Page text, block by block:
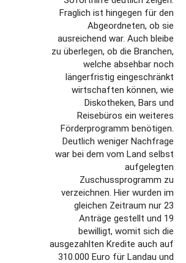
Fraglich ist hingegen für den
Abgeordneten, ob sie
ausreichend war. Auch bleibe
zu überlegen, ob die Branchen,
welche absehbar noch
längerfristig eingeschränkt
wirtschaften können, wie
Diskotheken, Bars und
Reisebüros ein weiteres
Förderprogramm benötigen.
Deutlich weniger Nachfrage
war bei dem vom Land selbst
aufgelegten
Zuschussprogramm zu
verzeichnen. Hier wurden im
gleichen Zeitraum nur 23
Anträge gestellt und 19
bewilligt, womit sich die
ausgezahlten Kredite auch auf
310.000 Euro für Landau und